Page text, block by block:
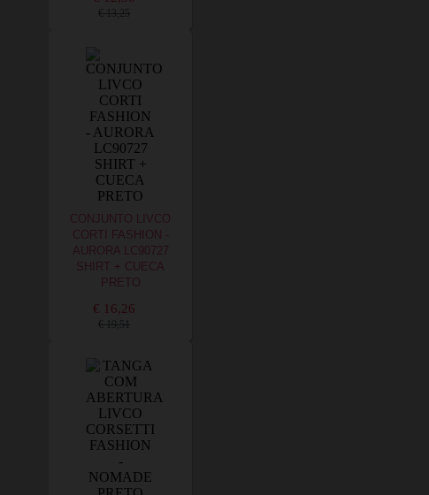
€ 13,25
CONJUNTO LIVCO
CORTI FASHION -
AURORA LC90727
SHIRT + CUECA
PRETO
€ 16,26
€ 19,51